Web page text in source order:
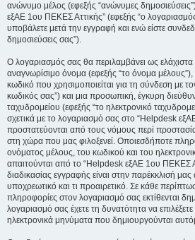
ανώνυμο μέλος (εφεξής “ανώνυμες
εξΑΕ 1ου ΠΕΚΕΣ Αττικής” (εφεξής “ο
υποβάλετε μετά την εγγραφή και ενώ είστε
δημοσιεύσεις σας”).
Ο λογαριασμός σας θα περιλαμβάνει ως ελάχιστα
αναγνωρίσιμο όνομα (εφεξής “το όνομα
κωδικό που χρησιμοποιείται για τη σύνδεση με
κωδικός σας”) και μια προσωπική, έγκυρη
ταχυδρομείου (εφεξής “το ηλεκτρονικό
σχετικά με το λογαριασμό σας στο “Helpdesk
προστατεύονται από τους νόμους περί
στη χώρα που μας φιλοξενεί. Οποιεσδήποτε
ονόματος μέλους, του κωδικού και του
απαιτούνται από το “Helpdesk εξΑΕ 1ου ΠΕΚΕΣ
διαδικασίας εγγραφής είναι στην παρέκκλισή μας
υποχρεωτικό και τι προαιρετικό. Σε κάθε
πληροφορίες στον λογαριασμό σας εκτίθενται
λογαριασμό σας έχετε τη δυνατότητα να
ηλεκτρονικά μηνύματα που δημιουργούνται